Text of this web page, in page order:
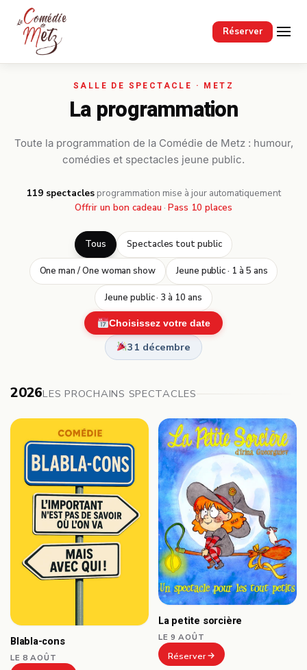
Réserver
Passer au contenu principal
La programmation
Toute la programmation de la Comédie de Metz : humour,
comédies et spectacles jeune public.
119 spectacles· programmation mise à jour automatiquement
Offrir un bon cadeau · Pass 10 places
Tous Spectacles tout public
One man / One woman show Jeune public · 1 à 5 ans
Jeune public · 3 à 10 ans
Choisissez votre date
31 décembre
2026LES PROCHAINS SPECTACLES
Blabla-cons
LE 8 AOÛT
La petite sorcière
LE 9 AOÛT
Réserver